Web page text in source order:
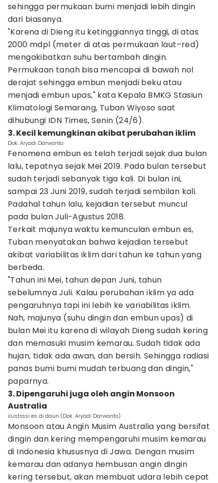
sehingga permukaan bumi menjadi lebih dingin
dari biasanya.
"Karena di Dieng itu ketinggiannya tinggi, di atas
2000 mdpl (meter di atas permukaan laut–red)
mengakibatkan suhu bertambah dingin.
Permukaan tanah bisa mencapai di bawah nol
derajat sehingga embun menjadi beku atau
menjadi embun upas," kata Kepala BMKG Stasiun
Klimatologi Semarang, Tuban Wiyoso saat
dihubungi IDN Times, Senin (24/6).
3. Kecil kemungkinan akibat perubahan iklim
Dok. Aryadi Darwanto
Fenomena embun es telah terjadi sejak dua bulan
lalu, tepatnya sejak Mei 2019. Pada bulan tersebut
sudah terjadi sebanyak tiga kali. Di bulan ini,
sampai 23 Juni 2019, sudah terjadi sembilan kali.
Padahal tahun lalu, kejadian tersebut muncul
pada bulan Juli-Agustus 2018.
Terkait majunya waktu kemunculan embun es,
Tuban menyatakan bahwa kejadian tersebut
akibat variabilitas iklim dari tahun ke tahun yang
berbeda.
"Tahun ini Mei, tahun depan Juni, tahun
sebelumnya Juli. Kalau perubahan iklim ya ada
pengaruhnya tapi ini lebih ke variabilitas iklim.
Nah, majunya (suhu dingin dan embun upas) di
bulan Mei itu karena di wilayah Dieng sudah kering
dan memasuki musim kemarau. Sudah tidak ada
hujan, tidak ada awan, dan bersih. Sehingga radiasi
panas bumi bumi mudah terbuang dan dingin,"
paparnya.
3. Dipengaruhi juga oleh angin Monsoon
Australia
ilustrasi es di daun (Dok. Aryadi Darwanto)
Monsoon atau Angin Musim Australia yang bersifat
dingin dan kering mempengaruhi musim kemarau
di Indonesia khususnya di Jawa. Dengan musim
kemarau dan adanya hembusan angin dingin
kering tersebut, akan membuat udara lebih cepat